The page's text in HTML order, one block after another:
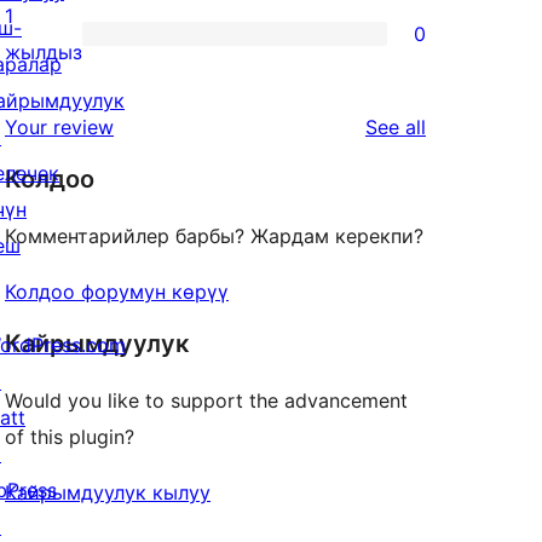
2-
star
reviews
0
star
1
жылдыз
0
Your review See all
Колдоо
Комментарийлер барбы? Жардам керекпи?
Колдоо форумун көрүү
Кайрымдуулук
Would you like to support the advancement
of this plugin?
Кайрымдуулук кылуу